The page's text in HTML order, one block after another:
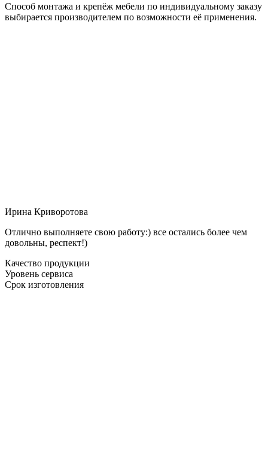
Способ монтажа и крепёж мебели по индивидуальному заказу
выбирается производителем по возможности её применения.
Ирина Криворотова
Отлично выполняете свою работу:) все остались более чем
довольны, респект!)
Качество продукции
Уровень сервиса
Срок изготовления